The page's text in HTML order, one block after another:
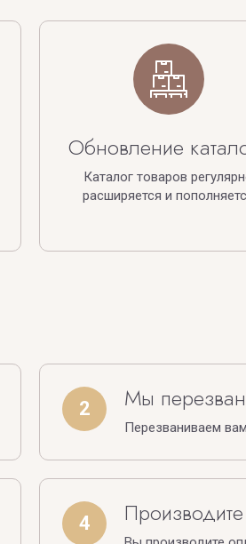
Обновление
Каталог товаров
расширяется и
2 Мы
Перезваниваем
4